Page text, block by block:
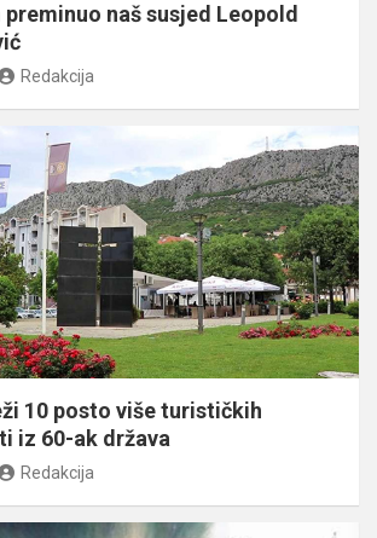
naš susjed Leopold
Redakcija
10 posto više turističkih
iz 60-ak država
Redakcija